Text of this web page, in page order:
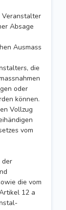
Veranstalter
Absage
Ausmass
die
oder
können.
Vollzug
vom
der
die vom
12 a